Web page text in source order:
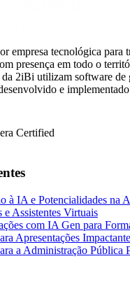
empresa tecnológica para
presença em todo o
2iBi utilizam software de
e
à IA e Potencialidades na
e Assistentes Virtuais
com IA Gen para
Apresentações
a Administração Pública